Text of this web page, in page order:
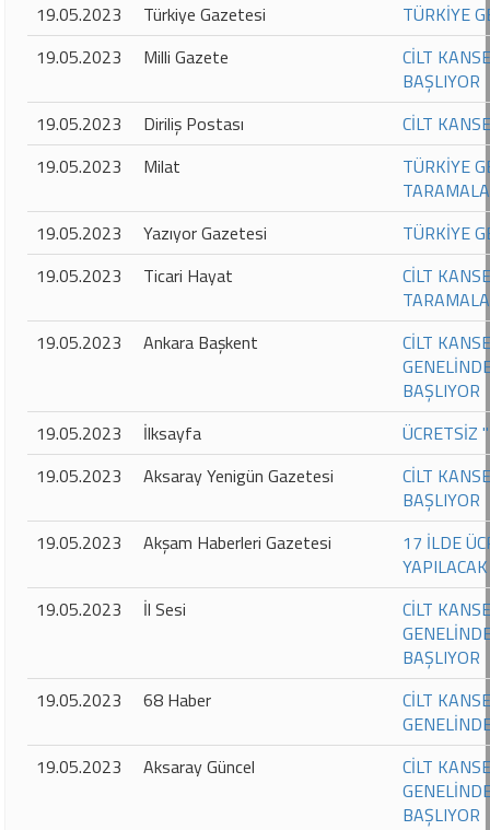
19.05.2023
Türkiye Gazetesi
TÜRKİYE
19.05.2023
Milli Gazete
CİLT
BAŞLIYOR
19.05.2023
Diriliş Postası
CİLT
19.05.2023
Milat
TÜRKİYE
19.05.2023
Yazıyor Gazetesi
TÜRKİYE
19.05.2023
Ticari Hayat
CİLT
19.05.2023
Ankara Başkent
CİLT
BAŞLIYOR
19.05.2023
İlksayfa
ÜCRETSİZ
19.05.2023
Aksaray Yenigün Gazetesi
CİLT
BAŞLIYOR
19.05.2023
Akşam Haberleri Gazetesi
17 İLDE
19.05.2023
İl Sesi
CİLT
BAŞLIYOR
19.05.2023
68 Haber
CİLT
19.05.2023
Aksaray Güncel
CİLT
BAŞLIYOR